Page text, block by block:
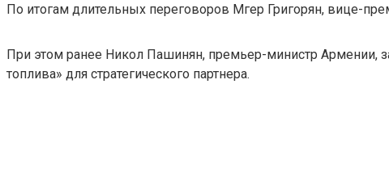
По итогам длительных переговоров Мгер Григорян, вице-
При этом ранее Никол Пашинян, премьер-министр Армении,
топлива» для стратегического партнера.